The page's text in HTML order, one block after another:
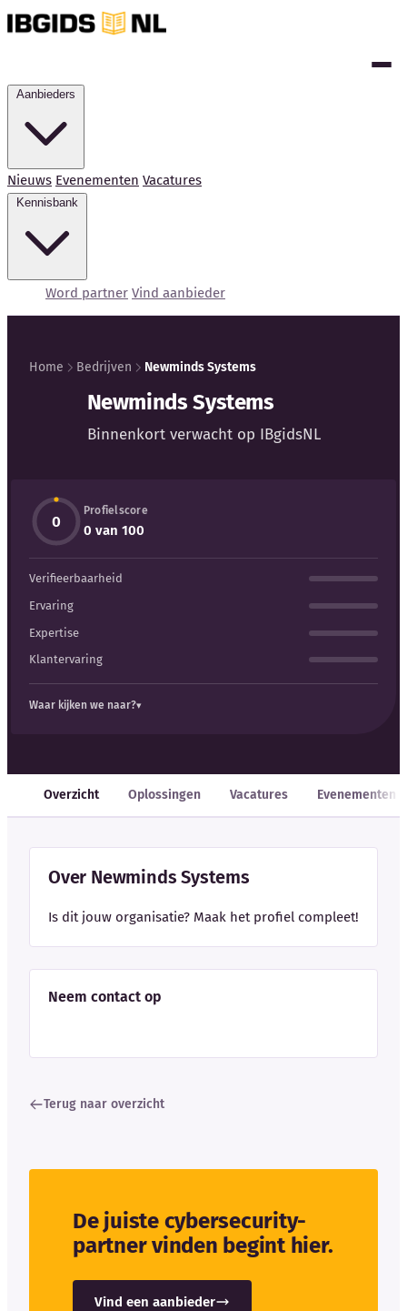
Nieuws Evenementen Vacatures
Word partner Vind aanbieder
Externe bronnen
Woordenboek
Auteurs
Home Bedrijven Newminds Systems
Newminds Systems
Binnenkort verwacht op IBgidsNL
0
Profielscore
0 van 100
Verifieerbaarheid
Ervaring
Expertise
Klantervaring
Waar kijken we naar?
Overzicht Oplossingen Vacatures Evenementen
Over Newminds Systems
Is dit jouw organisatie? Maak het profiel compleet!
Neem contact op
Terug naar overzicht
De juiste cybersecurity-
partner vinden begint hier.
Vind een aanbieder